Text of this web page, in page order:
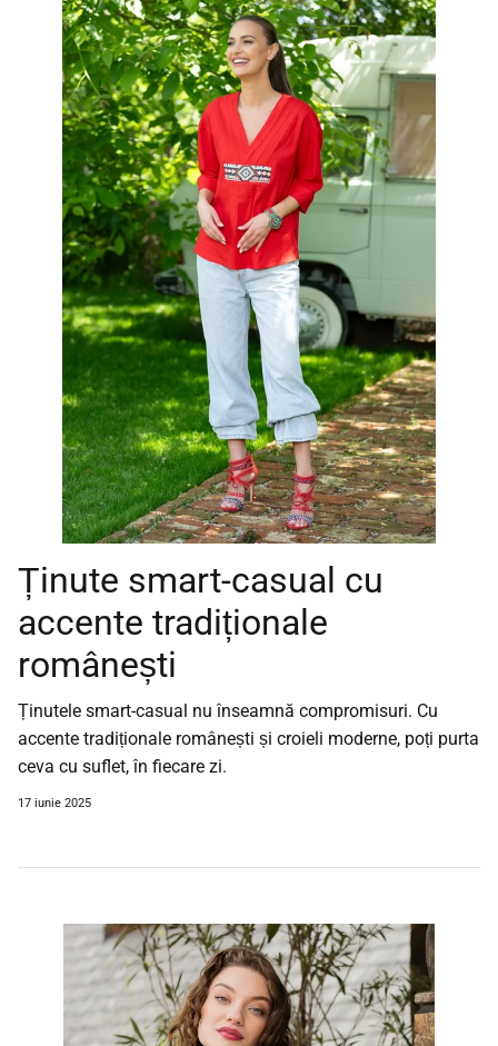
Ținute smart-casual cu
accente tradiționale
românești
Ținutele smart-casual nu înseamnă compromisuri. Cu
accente tradiționale românești și croieli moderne, poți purta
ceva cu suflet, în fiecare zi.
17 iunie 2025